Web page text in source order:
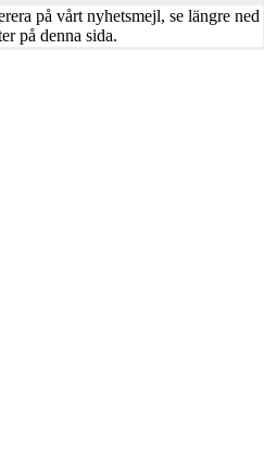
på vårt nyhetsmejl, se längre ned
på denna sida.